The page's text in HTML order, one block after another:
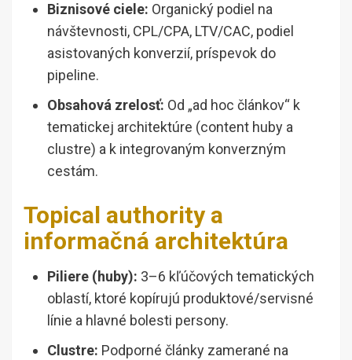
Biznisové ciele: Organický podiel na
návštevnosti, CPL/CPA, LTV/CAC, podiel
asistovaných konverzií, príspevok do
pipeline.
Obsahová zrelosť: Od „ad hoc článkov“ k
tematickej architektúre (content huby a
clustre) a k integrovaným konverzným
cestám.
Topical authority a
informačná architektúra
Piliere (huby): 3–6 kľúčových tematických
oblastí, ktoré kopírujú produktové/servisné
línie a hlavné bolesti persony.
Clustre: Podporné články zamerané na